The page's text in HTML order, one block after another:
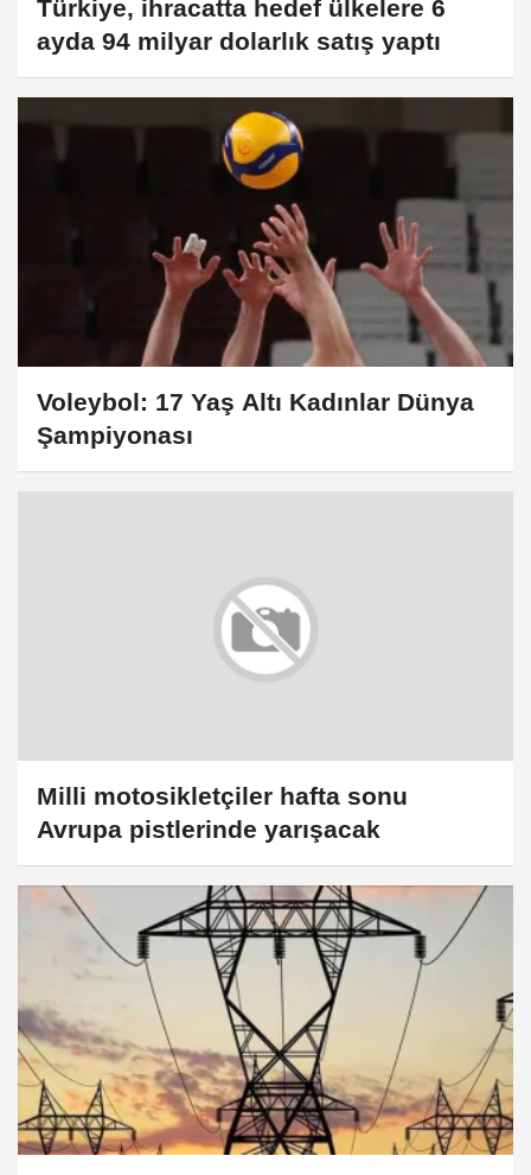
Türkiye, ihracatta hedef ülkelere 6
ayda 94 milyar dolarlık satış yaptı
Voleybol: 17 Yaş Altı Kadınlar Dünya
Şampiyonası
Milli motosikletçiler hafta sonu
Avrupa pistlerinde yarışacak